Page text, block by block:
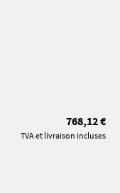
768,12 €
TVA et livraison incluses